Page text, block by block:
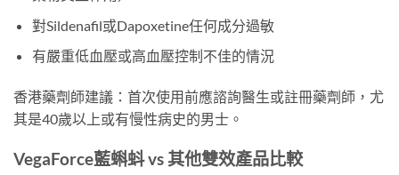
對Sildenafil或Dapoxetine任何成分過敏
有嚴重低血壓或高血壓控制不佳的情況
香港藥劑師建議：首次使用前應諮詢醫生或註冊藥劑師，尤
其是40歲以上或有慢性病史的男士。
VegaForce藍蝌蚪 vs 其他雙效產品比較